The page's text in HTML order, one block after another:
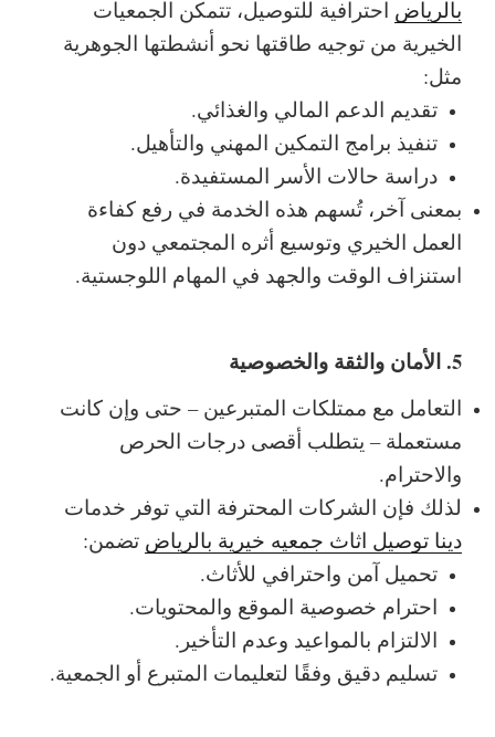
بالرياض احترافية للتوصيل، تتمكن الجمعيات
الخيرية من توجيه طاقتها نحو أنشطتها الجوهرية
مثل:
تقديم الدعم المالي والغذائي.
تنفيذ برامج التمكين المهني والتأهيل.
دراسة حالات الأسر المستفيدة.
بمعنى آخر، تُسهم هذه الخدمة في رفع كفاءة
العمل الخيري وتوسيع أثره المجتمعي دون
استنزاف الوقت والجهد في المهام اللوجستية.
5. الأمان والثقة والخصوصية
التعامل مع ممتلكات المتبرعين – حتى وإن كانت
مستعملة – يتطلب أقصى درجات الحرص
والاحترام.
لذلك فإن الشركات المحترفة التي توفر خدمات
دينا توصيل اثاث جمعيه خيرية بالرياض تضمن:
تحميل آمن واحترافي للأثاث.
احترام خصوصية الموقع والمحتويات.
الالتزام بالمواعيد وعدم التأخير.
تسليم دقيق وفقًا لتعليمات المتبرع أو الجمعية.